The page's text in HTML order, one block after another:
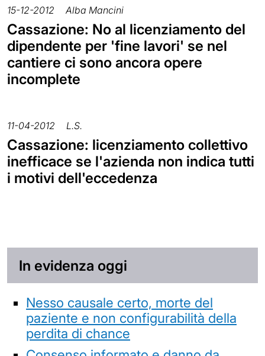
15-12-2012 Alba Mancini
Cassazione: No al licenziamento del
dipendente per 'fine lavori' se nel
cantiere ci sono ancora opere
incomplete
11-04-2012 L.S.
Cassazione: licenziamento collettivo
inefficace se l'azienda non indica tutti
i motivi dell'eccedenza
In evidenza oggi
Nesso causale certo, morte del
paziente e non configurabilità della
perdita di chance